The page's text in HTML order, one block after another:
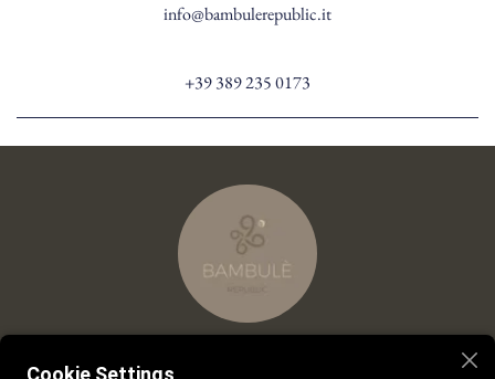
info@bambulerepublic.it
+39 389 235 0173
Cookie Settings